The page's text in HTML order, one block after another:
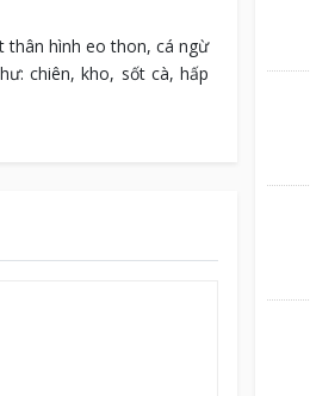
thân hình eo thon, cá ngừ
chiên, kho, sốt cà, hấp